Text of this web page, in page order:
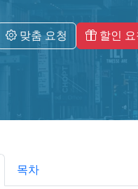
맞춤 요청 할인 요
목차